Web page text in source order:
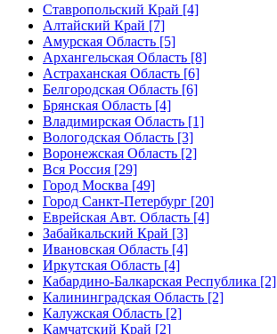
Ставропольский Край [4]
Алтайский Край [7]
Амурская Область [5]
Архангельская Область [8]
Астраханская Область [6]
Белгородская Область [6]
Брянская Область [4]
Владимирская Область [1]
Вологодская Область [3]
Воронежская Область [2]
Вся Россия [29]
Город Москва [49]
Город Санкт-Петербург [20]
Еврейская Авт. Область [4]
Забайкальский Край [3]
Ивановская Область [4]
Иркутская Область [4]
Кабардино-Балкарская Республика [2]
Калининградская Область [2]
Калужская Область [2]
Камчатский Край [2]